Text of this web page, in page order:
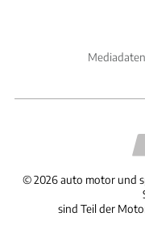
©2026 auto motor und
sind Teil der